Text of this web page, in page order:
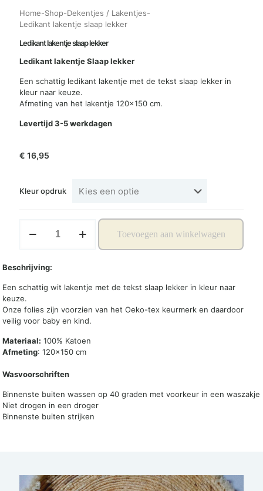
Home-Shop-Dekentjes / Lakentjes-
Ledikant lakentje slaap lekker
Ledikant lakentje slaap lekker
Ledikant lakentje Slaap lekker
Een schattig ledikant lakentje met de tekst slaap lekker in
kleur naar keuze.
Afmeting van het lakentje 120×150 cm.
Levertijd 3-5 werkdagen
€ 16,95
Kleur opdruk
lakentje
aantal
Toevoegen aan winkelwagen
Beschrijving:
Een schattig wit lakentje met de tekst slaap lekker in kleur naar
keuze.
Onze folies zijn voorzien van het Oeko-tex keurmerk en daardoor
veilig voor baby en kind.
Materiaal: 100% Katoen
Afmeting: 120×150 cm
Wasvoorschriften
Binnenste buiten wassen op 40 graden met voorkeur in een waszakje
Niet drogen in een droger
Binnenste buiten strijken